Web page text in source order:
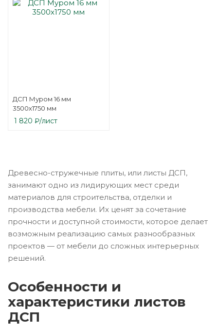
ДСП Муром 16 мм
3500х1750 мм
1 820 ₽/лист
Древесно-стружечные плиты, или листы ДСП,
занимают одно из лидирующих мест среди
материалов для строительства, отделки и
производства мебели. Их ценят за сочетание
прочности и доступной стоимости, которое делает
возможным реализацию самых разнообразных
проектов — от мебели до сложных интерьерных
решений.
Особенности и
характеристики листов
ДСП